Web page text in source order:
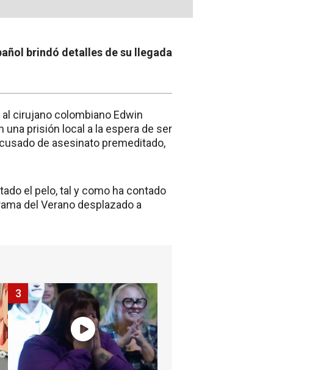
brindó detalles de su llegada
cirujano colombiano Edwin
una prisión local a la espera de ser
de asesinato premeditado,
el pelo, tal y como ha contado
del Verano desplazado a
3